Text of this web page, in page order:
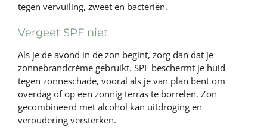
tegen vervuiling, zweet en bacteriën.
Vergeet SPF niet
Als je de avond in de zon begint, zorg dan dat je
zonnebrandcrème gebruikt. SPF beschermt je huid
tegen zonneschade, vooral als je van plan bent om
overdag of op een zonnig terras te borrelen. Zon
gecombineerd met alcohol kan uitdroging en
veroudering versterken.